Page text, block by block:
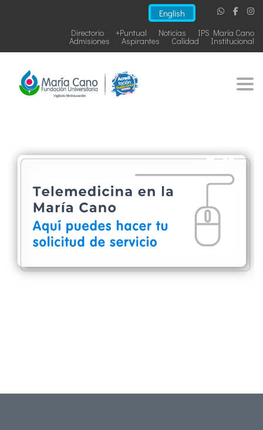
English
IPS María Cano
Noticias
+Puntual
Directorio
Institucional
Calidad
Aspirantes
Admisiones